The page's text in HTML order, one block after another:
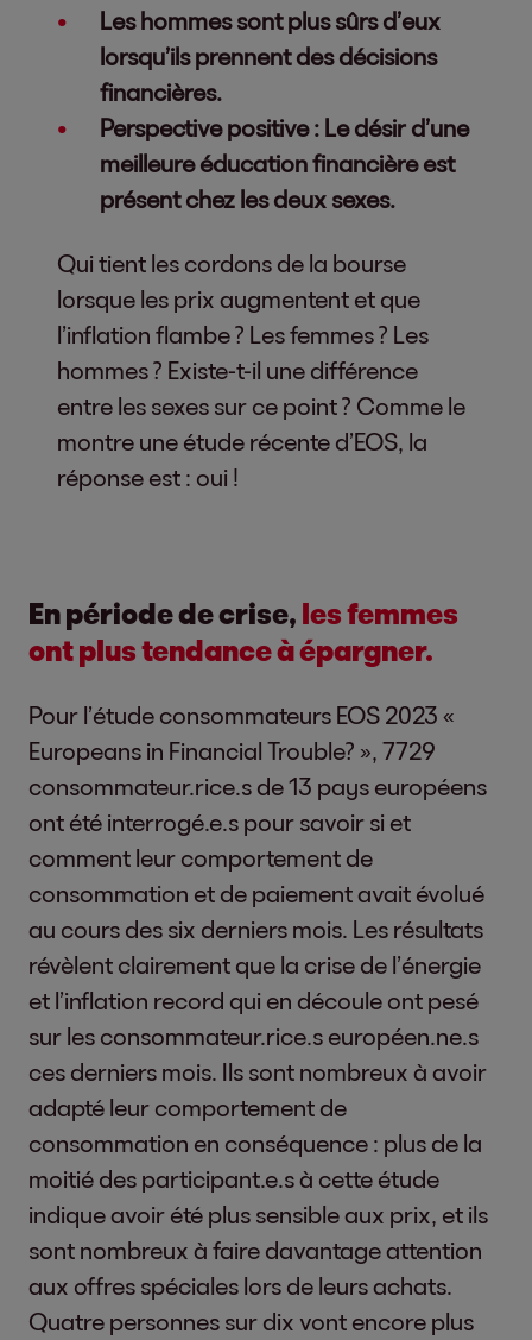
Les hommes sont plus sûrs d’eux
lorsqu’ils prennent des décisions
financières.
Perspective positive : Le désir d’une
meilleure éducation financière est
présent chez les deux sexes.
Qui tient les cordons de la bourse
lorsque les prix augmentent et que
l’inflation flambe ? Les femmes ? Les
hommes ? Existe-t-il une différence
entre les sexes sur ce point ? Comme le
montre une étude récente d’EOS, la
réponse est : oui !
En période de crise, les femmes
ont plus tendance à épargner.
Pour l’étude consommateurs EOS 2023 «
Europeans in Financial Trouble? », 7729
consommateur.rice.s de 13 pays européens
ont été interrogé.e.s pour savoir si et
comment leur comportement de
consommation et de paiement avait évolué
au cours des six derniers mois. Les résultats
révèlent clairement que la crise de l’énergie
et l’inflation record qui en découle ont pesé
sur les consommateur.rice.s européen.ne.s
ces derniers mois. Ils sont nombreux à avoir
adapté leur comportement de
consommation en conséquence : plus de la
moitié des participant.e.s à cette étude
indique avoir été plus sensible aux prix, et ils
sont nombreux à faire davantage attention
aux offres spéciales lors de leurs achats.
Quatre personnes sur dix vont encore plus